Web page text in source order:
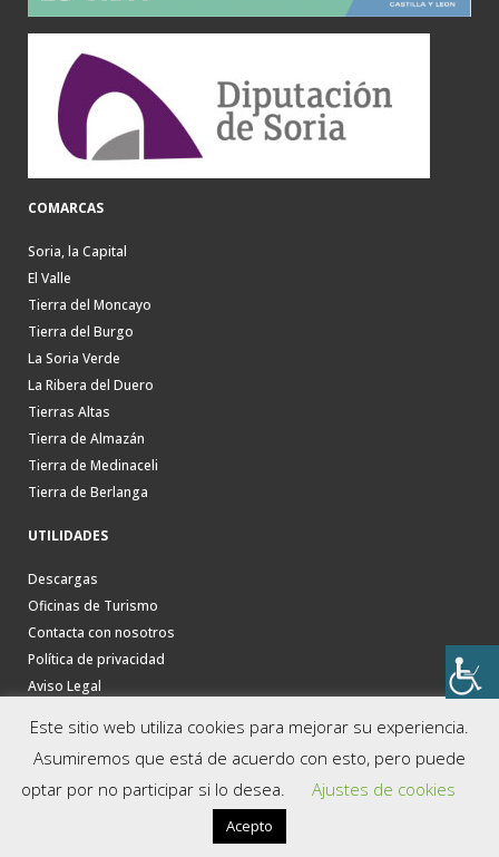
COMARCAS
Soria, la Capital
El Valle
Tierra del Moncayo
Tierra del Burgo
La Soria Verde
La Ribera del Duero
Tierras Altas
Tierra de Almazán
Tierra de Medinaceli
Tierra de Berlanga
UTILIDADES
Descargas
Oficinas de Turismo
Contacta con nosotros
Política de privacidad
Aviso Legal
Este sitio web utiliza cookies para mejorar su experiencia.
Asumiremos que está de acuerdo con esto, pero puede
optar por no participar si lo desea.
Ajustes de cookies
Acepto